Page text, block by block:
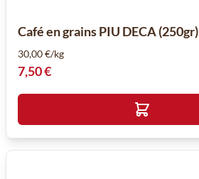
Café en grains PIU DECA (250gr)
30,00 €/kg
7,50 €